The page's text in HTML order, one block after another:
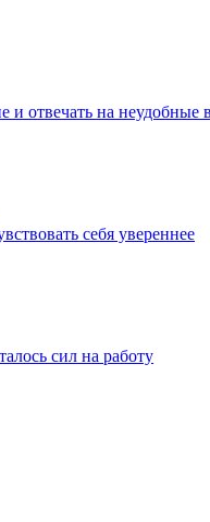
и отвечать на неудобные
себя увереннее
сил на работу